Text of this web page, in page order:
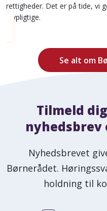
rettigheder. Det er på tide, vi
lovpligtige.
Se alt om
Tilmeld
nyhedsbrev
Nyhedsbrevet
Børnerådet.
holdning til